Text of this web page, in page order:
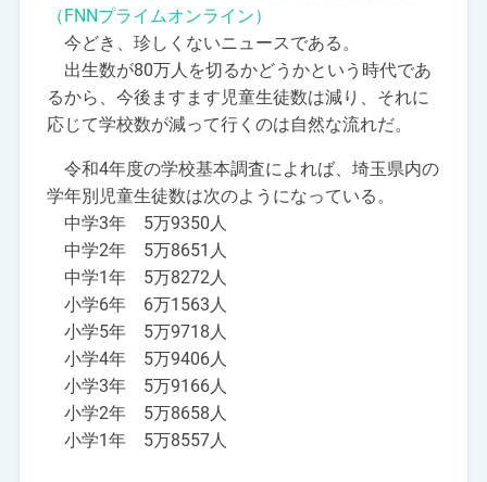
（FNNプライムオンライン）
今どき、珍しくないニュースである。
出生数が80万人を切るかどうかという時代であ
るから、今後ますます児童生徒数は減り、それに
応じて学校数が減って行くのは自然な流れだ。
令和4年度の学校基本調査によれば、埼玉県内の
学年別児童生徒数は次のようになっている。
中学3年 5万9350人
中学2年 5万8651人
中学1年 5万8272人
小学6年 6万1563人
小学5年 5万9718人
小学4年 5万9406人
小学3年 5万9166人
小学2年 5万8658人
小学1年 5万8557人